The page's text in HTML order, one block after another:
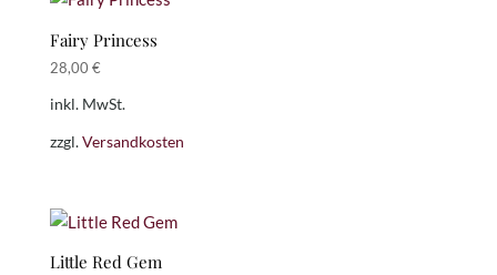
Fairy Princess
28,00 €
inkl. MwSt.
zzgl.Versandkosten
Little Red Gem